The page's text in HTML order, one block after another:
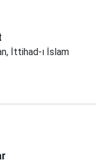
İttihad-ı İslam